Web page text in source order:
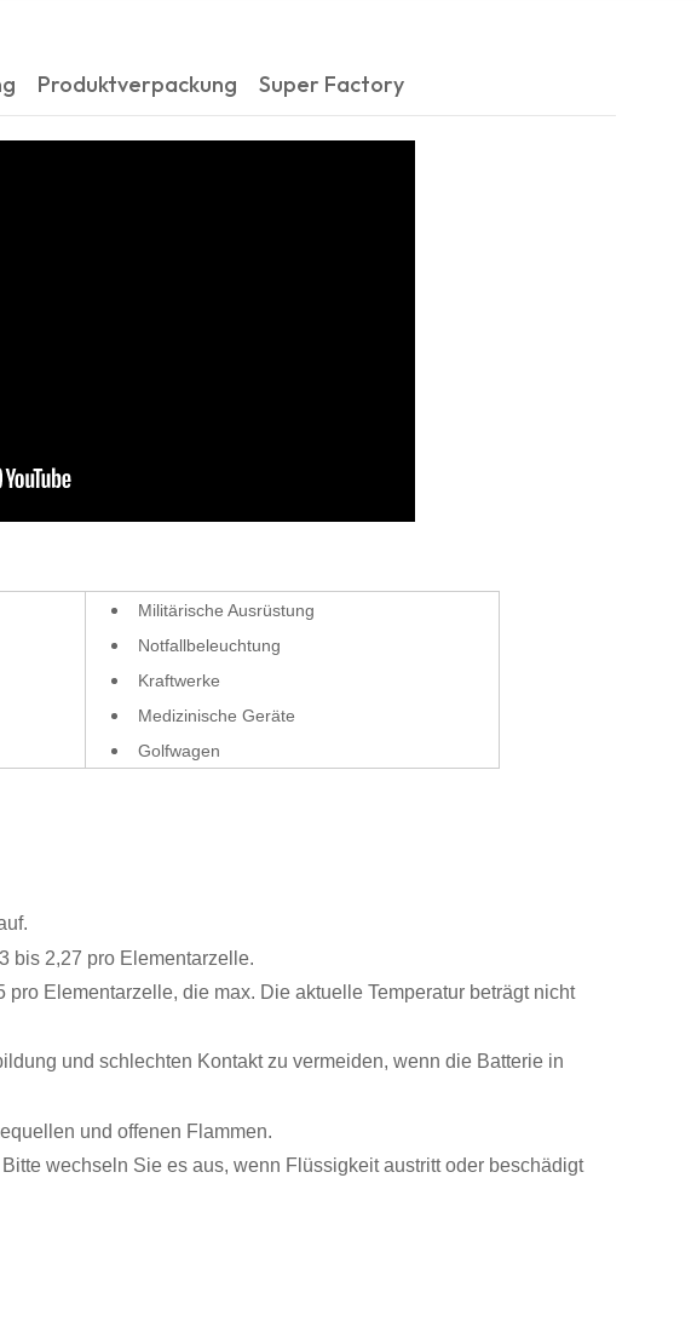
Produktverpackung Super Factory
Militärische Ausrüstung
Notfallbeleuchtung
Kraftwerke
Medizinische Geräte
Golfwagen
bis 2,27 pro Elementarzelle.
Elementarzelle, die max. Die aktuelle Temperatur beträgt nicht
und schlechten Kontakt zu vermeiden, wenn die Batterie in
und offenen Flammen.
wechseln Sie es aus, wenn Flüssigkeit austritt oder beschädigt